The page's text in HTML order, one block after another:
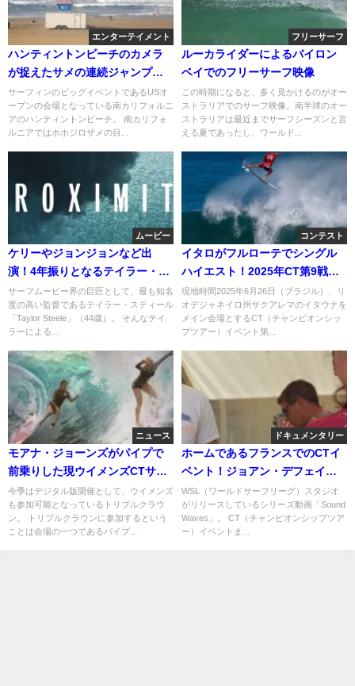
エンターテイメント
ハンティントンビーチのカメラ
が捉えたサメの連続ジャンプ動
画
サーフィンのビッグイベントであるUSオ
ープンの会場となっている南カリフォルニ
アのハンティントンビーチ。 南カリフォ
ルニアではホホジロザメの目...
フリーサーフ
ルーカライダーによるバイロン
ベイでのフリーサーフ映像
この時期になると、多く見かけるのがオー
ストラリアでのサーフ映像。南半球のオー
ストラリアは最近までサーフシーズンと言
える夏であったし、ワールド...
ムービー
ケリーやジョンジョンなど出
演！4年振りとなるテイラー・ス
ティール監督作「Proximity」情
報
サーフムービー界の巨匠として、最も知名
度の高い監督であるテイラー・スティール
「Taylor Steele」（44歳）。 そんなテイ
ラーによる...
コンテスト
イタロがフルローテでシングル
ハイエスト！2025年CT第9戦
「リオプロ」2日目
現地時間2025年6月26日（ブラジル）、リ
オデジャネイロ州サクアレマのイタウナを
メイン会場とするCT（チャンピオンシッ
プツアー）イベント第...
ニュース
モアナ・ジョーンズがパイプで
前乗りした現ウイメンズCTサー
ファーを痛烈批判
今季はデジタル版開催として、ウイメンズ
も参加可能となっているトリプルクラウ
ン。 トリプルクラウンに参加するという
ことは会場の一つであるパイプ...
ドキュメンタリー
ホームであるフランスでのCTイ
ベント！ジョアン・デフェイの
舞台裏動画
WSL（ワールドサーフリーグ）スタジオ
がリリースしているシリーズ動画「Sound
Waves」。 CT（チャンピオンシップツア
ー）イベントま...